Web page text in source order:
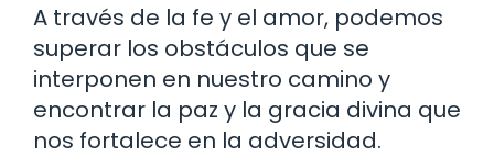
A través de la fe y el amor, podemos
superar los obstáculos que se
interponen en nuestro camino y
encontrar la paz y la gracia divina que
nos fortalece en la adversidad.